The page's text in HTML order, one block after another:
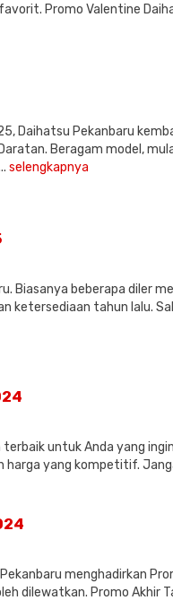
Promo Valentine
Daihatsu Pekanbaru
Beragam model,
selengkapnya
Biasanya beberapa diler
ketersediaan tahun lalu.
untuk Anda yang
harga yang kompetitif.
menghadirkan
dilewatkan. Promo Akhir